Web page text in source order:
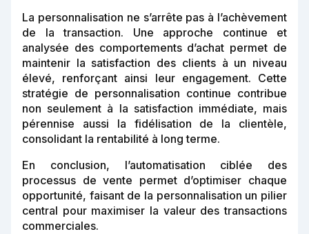
La personnalisation ne s’arrête pas à l’achèvement
de la transaction. Une approche continue et
analysée des comportements d’achat permet de
maintenir la satisfaction des clients à un niveau
élevé, renforçant ainsi leur engagement. Cette
stratégie de personnalisation continue contribue
non seulement à la satisfaction immédiate, mais
pérennise aussi la fidélisation de la clientèle,
consolidant la rentabilité à long terme.
En conclusion, l’automatisation ciblée des
processus de vente permet d’optimiser chaque
opportunité, faisant de la personnalisation un pilier
central pour maximiser la valeur des transactions
commerciales.